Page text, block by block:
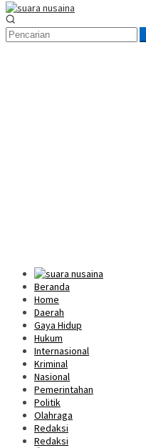
Beranda
Home
Daerah
Gaya Hidup
Hukum
Internasional
Kriminal
Nasional
Pemerintahan
Politik
Olahraga
Redaksi
Redaksi